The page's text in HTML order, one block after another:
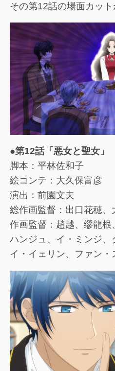
その第12話の場面カット
●第12話「悪女と聖女」
脚本：平林佐和子
絵コンテ：大久保富彦
演出：前園文夫
総作画監督：出口花穂、
作画監督：趙越、缪龍根
ハンジュ、イ・ミンジ、
イ・イェリン、ファン・